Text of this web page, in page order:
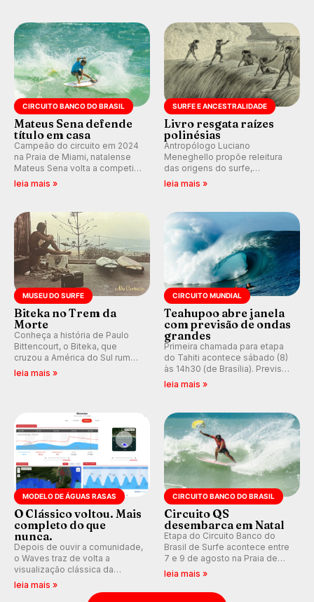
km/h em Itanhaém.
CIRCUITO BANCO DO BRASIL
Mateus Sena defende
título em casa
Campeão do circuito em 2024
na Praia de Miami, natalense
Mateus Sena volta a competir
em casa em busca de manter a
leia mais »
SURFE E ANCESTRALIDADE
Livro resgata raízes
polinésias
Antropólogo Luciano
Meneghello propõe releitura
das origens do surfe,
resgatando a cultura polinésia
prática em esporte e indústria.
leia mais »
MUSEU DO SURFE
Biteka no Trem da
Morte
Conheça a história de Paulo
Bittencourt, o Biteka, que
cruzou a América do Sul rumo
ao Pacífico em uma jornada
leia mais »
CIRCUITO MUNDIAL
Teahupoo abre janela
com previsão de ondas
grandes
Primeira chamada para etapa
do Tahiti acontece sábado (8)
às 14h30 (de Brasília). Previsão
indica swell consistente.
Kelly Slater convidado.
leia mais »
MODELO DE ÁGUAS RASAS
O Clássico voltou. Mais
completo do que
nunca.
Depois de ouvir a comunidade,
o Waves traz de volta a
visualização clássica da
previsão de águas rasas,
agora integrada à nova
leia mais »
CIRCUITO BANCO DO BRASIL
Circuito QS
desembarca em Natal
Etapa do Circuito Banco do
Brasil de Surfe acontece entre
7 e 9 de agosto na Praia de
Miami (RN), em disputas
(QS) 4.000 e pela corrida por
leia mais »